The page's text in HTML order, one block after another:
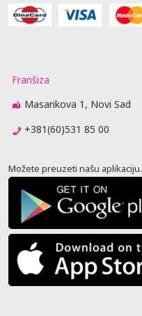
Franšiza
Masarikova 1, Novi Sad
+381(60)531 85 00
Možete preuzeti našu aplikaciju.